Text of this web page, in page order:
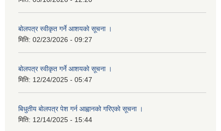
बाेलपत्र स्वीकृत गर्ने आशयकाे सूचना ।
मिति: 02/23/2026 - 09:27
बाेलपत्र स्वीकृत गर्ने आशयकाे सूचना ।
मिति: 12/24/2025 - 05:47
बिधुतीय बाेलपत्र पेश गर्न आह्वानको गरिएकाे सूचना ।
मिति: 12/14/2025 - 15:44